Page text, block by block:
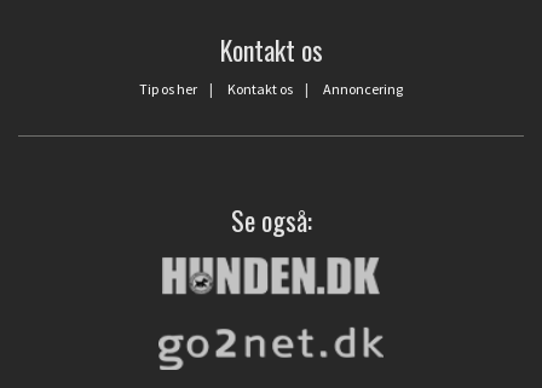
Kontakt os
Tip os her | Kontakt os | Annoncering
Se også: